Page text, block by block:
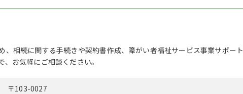
相続に関する手続きや契約書作成、障がい者福祉サービス事業サポー
お気軽にご相談ください。
〒103-0027